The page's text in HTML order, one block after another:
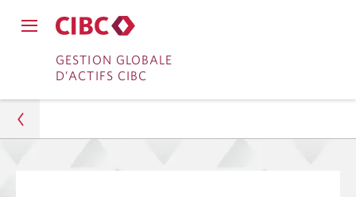
bancaires
navigation
principal.
GESTION GLOBALE
D’ACTIFS CIBC
Fermer
Gestion d’actifs